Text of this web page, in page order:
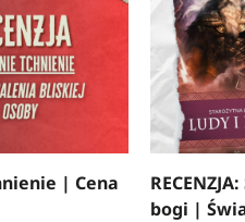
| Cena
bogi |